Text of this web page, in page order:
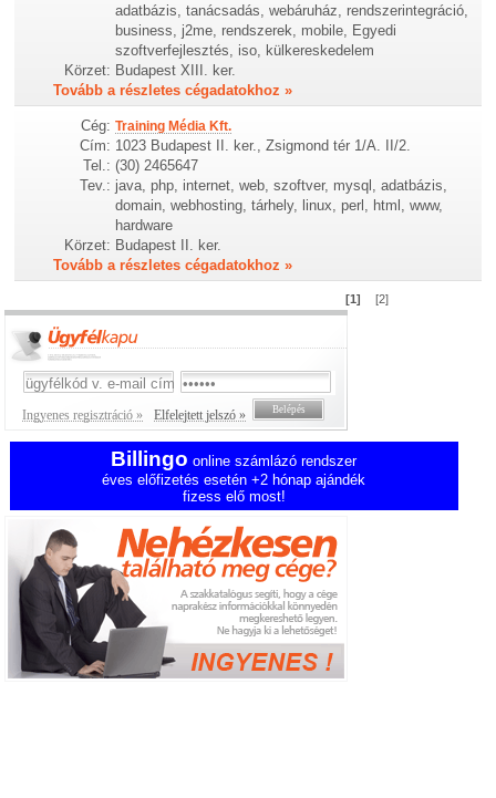
adatbázis, tanácsadás, webáruház, rendszerintegráció,
business, j2me, rendszerek, mobile, Egyedi
szoftverfejlesztés, iso, külkereskedelem
Körzet: Budapest XIII. ker.
Tovább a részletes cégadatokhoz »
Cég: Training Média Kft.
Cím: 1023 Budapest II. ker., Zsigmond tér 1/A. II/2.
Tel.: (30) 2465647
Tev.: java, php, internet, web, szoftver, mysql, adatbázis,
domain, webhosting, tárhely, linux, perl, html, www,
hardware
Körzet: Budapest II. ker.
Tovább a részletes cégadatokhoz »
[1] [2]
Ingyenes regisztráció » Elfelejtett jelszó »
Billingo online számlázó rendszer
éves előfizetés esetén +2 hónap ajándék
fizess elő most!